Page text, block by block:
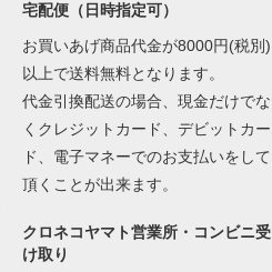
宅配便（日時指定可）
お買いあげ商品代金が8000円(税別)
以上で送料無料となります。
代金引換配送の場合、現金だけでな
くクレジットカード、デビットカー
ド、電子マネーでのお支払いをして
頂くことが出来ます。
クロネコヤマト営業所・コンビニ受
け取り